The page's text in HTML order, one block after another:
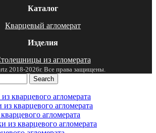
Каталог
Кварцевый агломерат
Изделия
из агломерата
2018-2026г. Все права защищены.
Search
кварцевого агломерата
кварцевого агломерата
агломерата
из кварцевого агломерата